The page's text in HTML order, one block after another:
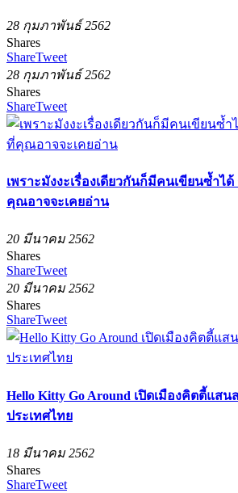
28 กุมภาพันธ์ 2562
Shares
ShareTweet
28 กุมภาพันธ์ 2562
Shares
ShareTweet
เพราะมังงะเรื่องเดียวกันก็มีคนเขียนซ้ำได้
คุณอาจจะเคยอ่าน
20 มีนาคม 2562
Shares
ShareTweet
20 มีนาคม 2562
Shares
ShareTweet
Hello Kitty Go Around เปิดเมืองคิตตี้แส
ประเทศไทย
18 มีนาคม 2562
Shares
ShareTweet